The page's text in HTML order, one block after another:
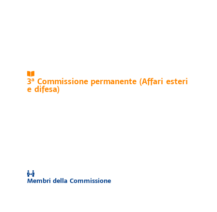
3ª Commissione permanente (Affari esteri
e difesa)
Membri della Commissione